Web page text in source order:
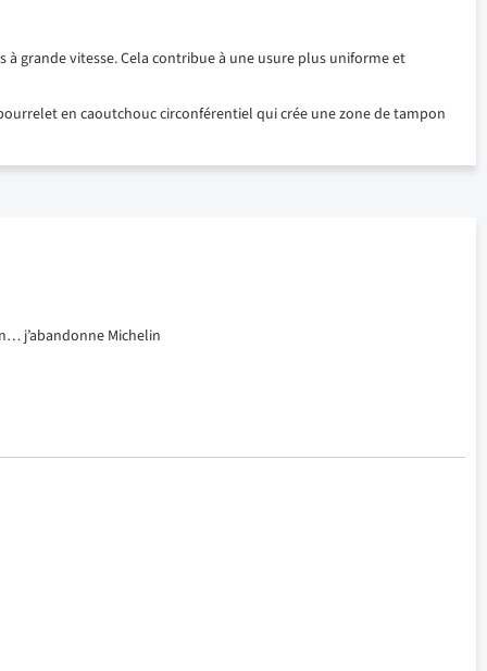
grande vitesse. Cela contribue à une usure plus uniforme et
en caoutchouc circonférentiel qui crée une zone de tampon
j’abandonne Michelin